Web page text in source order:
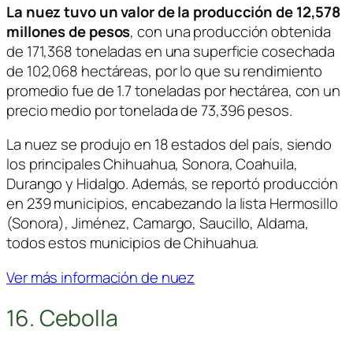
La nuez tuvo un valor de la producción de 12,578
millones de pesos, con una producción obtenida
de 171,368 toneladas en una superficie cosechada
de 102,068 hectáreas, por lo que su rendimiento
promedio fue de 1.7 toneladas por hectárea, con un
precio medio por tonelada de 73,396 pesos.
La nuez se produjo en 18 estados del país, siendo
los principales Chihuahua, Sonora, Coahuila,
Durango y Hidalgo. Además, se reportó producción
en 239 municipios, encabezando la lista Hermosillo
(Sonora), Jiménez, Camargo, Saucillo, Aldama,
todos estos municipios de Chihuahua.
Ver más información de nuez
16. Cebolla